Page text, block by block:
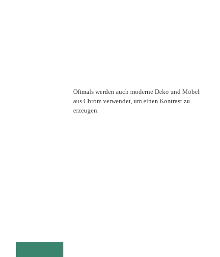
Oftmals werden auch moderne Deko und Möbel
aus Chrom verwendet, um einen Kontrast zu
erzeugen.